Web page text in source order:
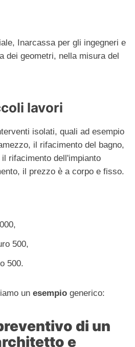
Inarcassa per gli ingegneri e
dei geometri, nella misura del
lavori
isolati, quali ad esempio
il rifacimento del bagno,
il rifacimento dell'impianto
il prezzo è a corpo e fisso.
500,
500.
un esempio generico:
di un
e